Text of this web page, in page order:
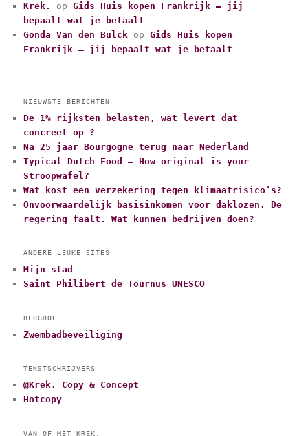
Krek.
opGids Huis kopen Frankrijk – jij
bepaalt wat je betaalt
Gonda Van den Bulck opGids Huis kopen
Frankrijk – jij bepaalt wat je betaalt
NIEUWSTE BERICHTEN
De 1% rijksten belasten, wat levert dat
concreet op ?
Na 25 jaar Bourgogne terug naar Nederland
Typical Dutch Food – How original is your
Stroopwafel?
Wat kost een verzekering tegen klimaatrisico’s?
Onvoorwaardelijk basisinkomen voor daklozen. De
regering faalt. Wat kunnen bedrijven doen?
ANDERE LEUKE SITES
Mijn stad
Saint Philibert de Tournus UNESCO
BLOGROLL
Zwembadbeveiliging
TEKSTSCHRIJVERS
@Krek. Copy & Concept
Hotcopy
VAN OF MET KREK.